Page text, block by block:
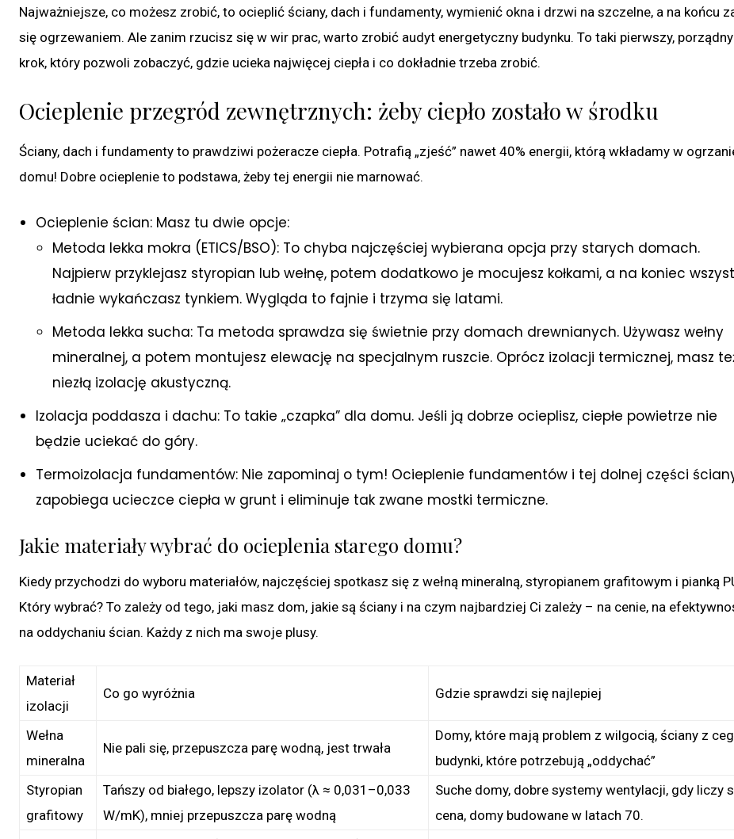
Najważniejsze, co możesz zrobić, to ocieplić ściany, dach i fundamenty, wymienić okna i drzwi na szczelne, a na końcu
się ogrzewaniem. Ale zanim rzucisz się w wir prac, warto zrobić audyt energetyczny budynku. To taki pierwszy, porządny
krok, który pozwoli zobaczyć, gdzie ucieka najwięcej ciepła i co dokładnie trzeba zrobić.
Ocieplenie przegród zewnętrznych: żeby ciepło zostało w środku
Ściany, dach i fundamenty to prawdziwi pożeracze ciepła. Potrafią „zjeść” nawet 40% energii, którą wkładamy w
domu! Dobre ocieplenie to podstawa, żeby tej energii nie marnować.
Ocieplenie ścian: Masz tu dwie opcje:
Metoda lekka mokra (ETICS/BSO): To chyba najczęściej wybierana opcja przy starych domach.
Najpierw przyklejasz styropian lub wełnę, potem dodatkowo je mocujesz kołkami, a na koniec
ładnie wykańczasz tynkiem. Wygląda to fajnie i trzyma się latami.
Metoda lekka sucha: Ta metoda sprawdza się świetnie przy domach drewnianych. Używasz wełny
mineralnej, a potem montujesz elewację na specjalnym ruszcie. Oprócz izolacji termicznej, masz
niezłą izolację akustyczną.
Izolacja poddasza i dachu: To takie „czapka” dla domu. Jeśli ją dobrze ocieplisz, ciepłe powietrze nie
będzie uciekać do góry.
Termoizolacja fundamentów: Nie zapominaj o tym! Ocieplenie fundamentów i tej dolnej części
zapobiega ucieczce ciepła w grunt i eliminuje tak zwane mostki termiczne.
Jakie materiały wybrać do ocieplenia starego domu?
Kiedy przychodzi do wyboru materiałów, najczęściej spotkasz się z wełną mineralną, styropianem grafitowym i pianką
Który wybrać? To zależy od tego, jaki masz dom, jakie są ściany i na czym najbardziej Ci zależy – na cenie, na
na oddychaniu ścian. Każdy z nich ma swoje plusy.
Materiał
izolacji
Co go wyróżnia Gdzie sprawdzi się najlepiej
Wełna
mineralna
Nie pali się, przepuszcza parę wodną, jest trwała
Domy, które mają problem z wilgocią, ściany z
budynki, które potrzebują „oddychać”
Styropian
grafitowy
Tańszy od białego, lepszy izolator (λ ≈ 0,031–0,033
W/mK), mniej przepuszcza parę wodną
Suche domy, dobre systemy wentylacji, gdy liczy
cena, domy budowane w latach 70.